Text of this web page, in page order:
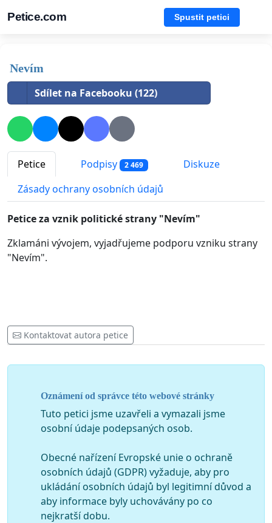
Petice.com Spustit petici
Nevím
Sdílet na Facebooku (122)
Petice Podpisy 2 469
Diskuze
Zásady ochrany osobních údajů
Petice za vznik politické strany "Nevím"
Zklamáni vývojem, vyjadřujeme podporu vzniku strany
"Nevím".
Kontaktovat autora petice
Oznámení od správce této webové stránky
Tuto petici jsme uzavřeli a vymazali jsme
osobní údaje podepsaných osob.
Obecné nařízení Evropské unie o ochraně
osobních údajů (GDPR) vyžaduje, aby pro
ukládání osobních údajů byl legitimní důvod a
aby informace byly uchovávány po co
nejkratší dobu.